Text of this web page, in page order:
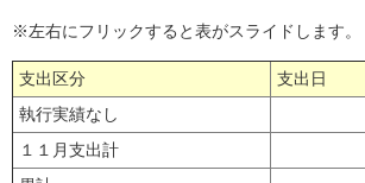
※左右にフリックすると表がスライドします。
支出区分 支出日
執行実績なし
１１月支出計